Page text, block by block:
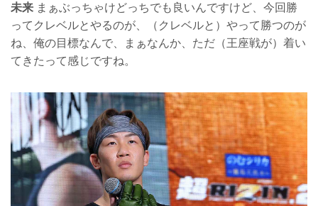
未来 まぁぶっちゃけどっちでも良いんですけど、今回勝
ってクレベルとやるのが、（クレベルと）やって勝つのが
ね、俺の目標なんで、まぁなんか、ただ（王座戦が）着い
てきたって感じですね。